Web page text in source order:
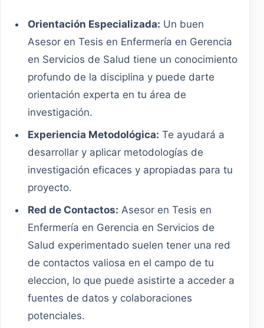
Orientación Especializada: Un buen
Asesor en Tesis en Enfermería en Gerencia
en Servicios de Salud tiene un conocimiento
profundo de la disciplina y puede darte
orientación experta en tu área de
investigación.
Experiencia Metodológica: Te ayudará a
desarrollar y aplicar metodologías de
investigación eficaces y apropiadas para tu
proyecto.
Red de Contactos: Asesor en Tesis en
Enfermería en Gerencia en Servicios de
Salud experimentado suelen tener una red
de contactos valiosa en el campo de tu
eleccion, lo que puede asistirte a acceder a
fuentes de datos y colaboraciones
potenciales.